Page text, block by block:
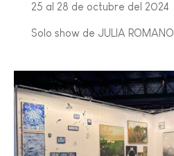
25 al 28 de octubre del 2024
Solo show de JULIA ROMANO